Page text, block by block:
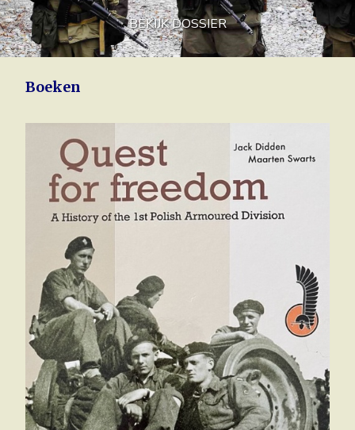
BEKIJK DOSSIER
Boeken